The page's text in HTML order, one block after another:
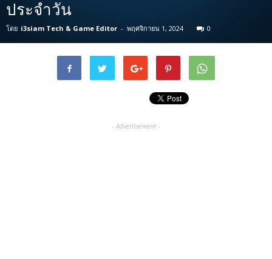
ประจำวัน
โดย i3siam Tech & Game Editor - พฤศจิกายน 1, 2024 0
- Advertisement -